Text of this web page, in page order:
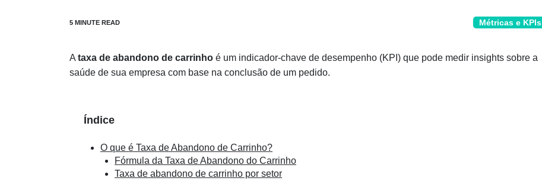
Métricas e KPIs
A taxa de abandono de carrinho é um indicador-chave de desempenho (KPI) que pode medir insights sobre a
saúde de sua empresa com base na conclusão de um pedido.
Índice
O que é Taxa de Abandono de Carrinho?
Fórmula da Taxa de Abandono do Carrinho
Taxa de abandono de carrinho por setor